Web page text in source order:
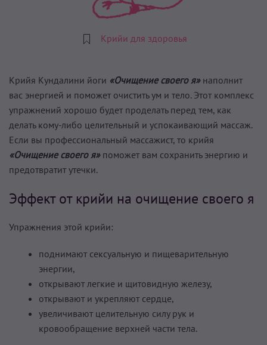
Крийи для здоровья
Крийя Кундалини йоги «Очищение своего я»наполнит
вас энергией и поможет очистить ум и тело. Этот комплекс
упражнений хорошо будет проделать перед тем, как
делать кому-либо целительный и успокаивающий массаж.
Если вы профессиональный массажист, то крийя
«Очищение своего я» поможет вам сохранить энергию и
предотвратит утечки.
Эффект от крийи на очищение своего я
Упражнения этой крийи:
поднимают сексуальную и пищеварительную
энергии,
открывают легкие и щитовидную железу,
открывают и укрепляют сердце,
увеличивают целительную силу рук и
кровообращение верхней части тела.